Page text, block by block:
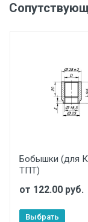
Технические
Бобышки (для
ТПТ)
от 122.00 руб.
Выбрать